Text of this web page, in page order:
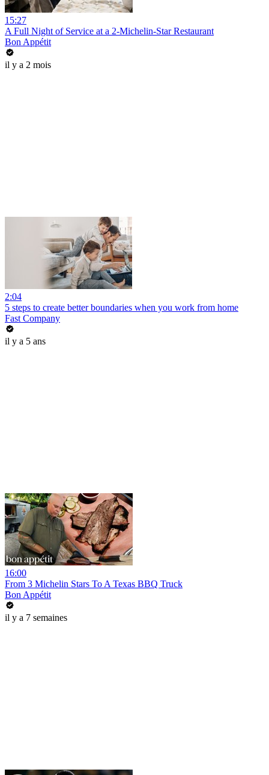
15:27
A Full Night of Service at a 2-Michelin-Star Restaurant
Bon Appétit
il y a 2 mois
2:04
5 steps to create better boundaries when you work from home
Fast Company
il y a 5 ans
16:00
From 3 Michelin Stars To A Texas BBQ Truck
Bon Appétit
il y a 7 semaines